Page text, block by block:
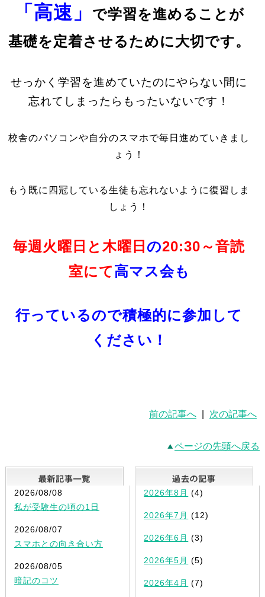
「高速」
で学習を進めることが
基礎を定着させるために大切です。
せっかく学習を進めていたのにやらない間に
忘れてしまったらもったいないです！
校舎のパソコンや自分のスマホで毎日進めていきまし
ょう！
もう既に四冠している生徒も忘れないように復習しま
しょう！
毎週火曜日と木曜日 の20:30～音読
室にて高マス会も
行っているので積極的に参加して
ください！
前の記事へ 次の記事へ
ページの先頭へ戻る
最新記事一覧
2026/08/08
私が受験生の頃の1日
2026/08/07
スマホとの向き合い方
2026/08/05
暗記のコツ
2026年8月 (4)
2026年7月 (12)
2026年6月 (3)
2026年5月 (5)
2026年4月 (7)